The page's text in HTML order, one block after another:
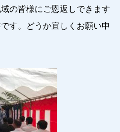
の皆様にご恩返しできます
す。どうか宜しくお願い申